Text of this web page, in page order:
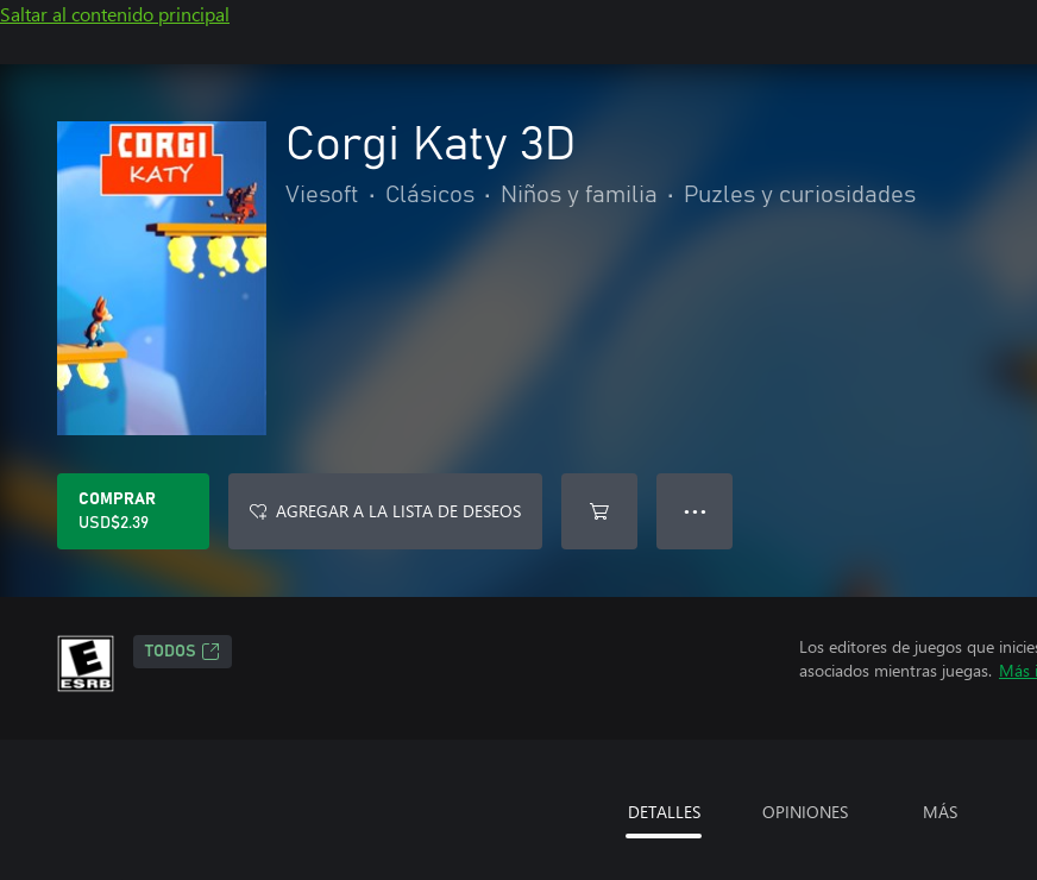
Saltar al contenido principal
Corgi Katy 3D
Viesoft • Clásicos • Niños y familia • Puzles y curiosidades
COMPRAR
USD$2.39
AGREGAR A LA LISTA DE DESEOS ● ● ●
TODOS
Los editores de juegos que
asociados mientras juegas. Más
DETALLES OPINIONES MÁS